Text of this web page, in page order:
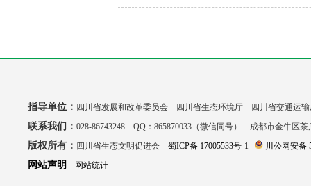
指导单位： 四川省发展和改革委员会 四川省生态环境厅 四川省交通运
联系我们： 028-86743248 QQ：865870033（微信同号） 成都市金牛区
版权所有： 四川省生态文明促进会 蜀ICP备 17005533号-1 川公网安备
网站声明 网站统计